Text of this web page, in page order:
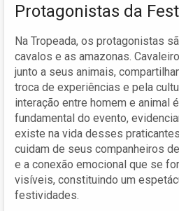
Protagonistas da
Na Tropeada, os protagonistas
cavalos e as amazonas.
junto a seus animais,
troca de experiências e pela
interação entre homem e animal
fundamental do evento,
existe na vida desses
cuidam de seus companheiros
e a conexão emocional que se
visíveis, constituindo um
festividades.